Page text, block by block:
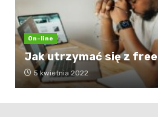
On-line
Jak utrzymać się z
5 kwietnia 2022